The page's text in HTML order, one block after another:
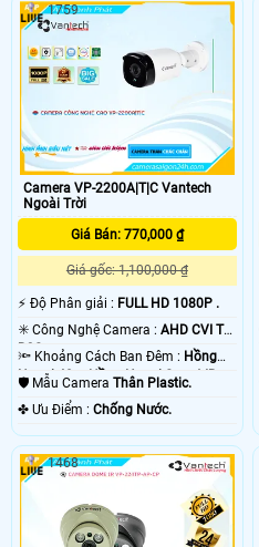
Camera VP-2200A|T|C Vantech
Ngoài Trời
Giá Bán: 770,000 ₫
Giá gốc: 1,100,000 ₫
️⚡ Độ Phân giải : FULL HD 1080P .
✳️ Công Nghệ Camera : AHD CVI TVI
BCS.
🔦 Khoảng Cách Ban Đêm : Hồng
Ngoại 40m Hồng Ngoại Smart IR.
🛡 Mẫu Camera Thân Plastic.
️✤ Ưu Điểm : Chống Nước.
1759
1468